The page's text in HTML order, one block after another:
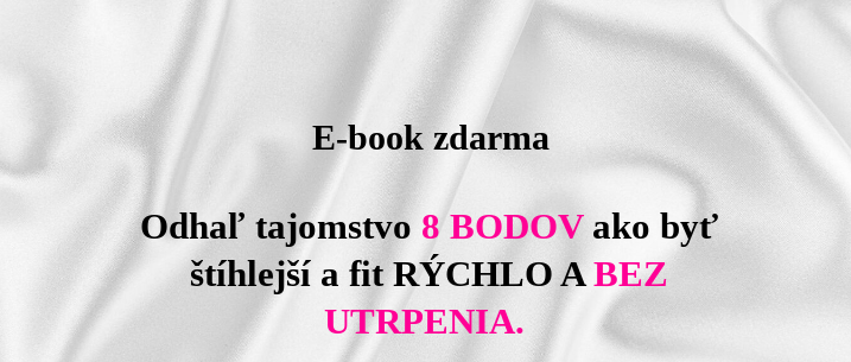
E-book zdarma
Odhaľ tajomstvo 8 BODOVako byť
štíhlejší a fitRÝCHLO A BEZ
UTRPENIA.